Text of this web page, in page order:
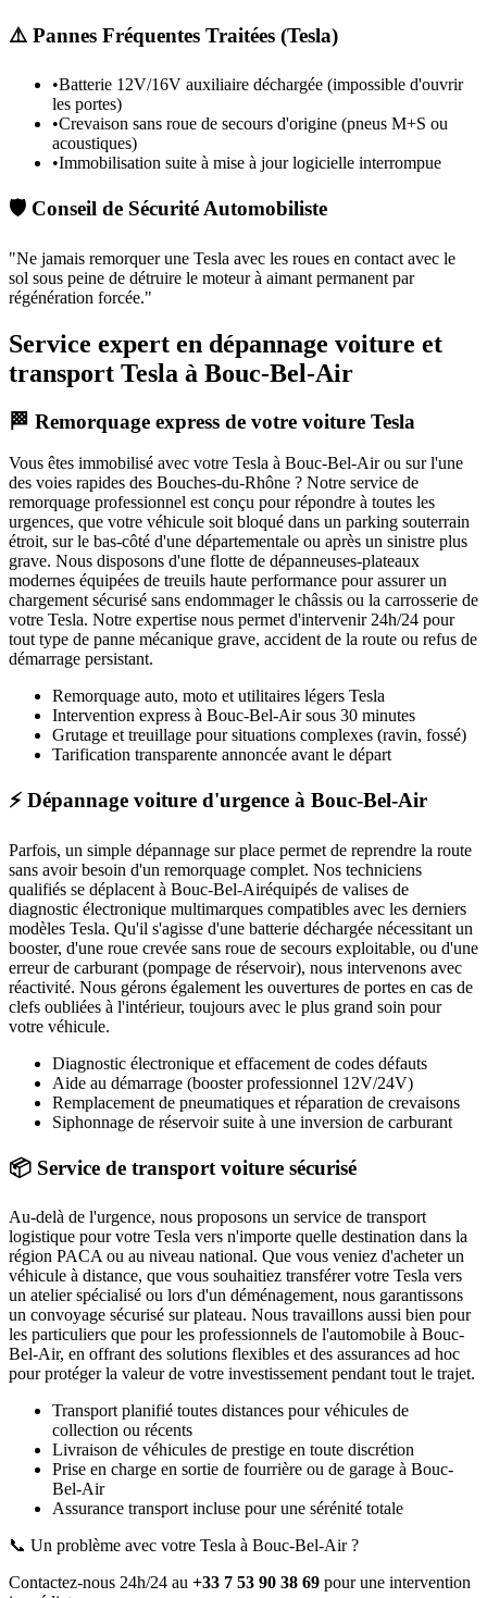
⚠️ Pannes Fréquentes Traitées (Tesla)
•Batterie 12V/16V auxiliaire déchargée (impossible d'ouvrir
les portes)
•Crevaison sans roue de secours d'origine (pneus M+S ou
acoustiques)
•Immobilisation suite à mise à jour logicielle interrompue
🛡️ Conseil de Sécurité Automobiliste
"Ne jamais remorquer une Tesla avec les roues en contact avec le
sol sous peine de détruire le moteur à aimant permanent par
régénération forcée."
Service expert en dépannage voiture et
transport Tesla à Bouc-Bel-Air
🏁 Remorquage express de votre voiture Tesla
Vous êtes immobilisé avec votre Tesla à Bouc-Bel-Airou sur l'une
des voies rapides des Bouches-du-Rhône ? Notre service de
remorquage professionnel est conçu pour répondre à toutes les
urgences, que votre véhicule soit bloqué dans un parking souterrain
étroit, sur le bas-côté d'une départementale ou après un sinistre plus
grave. Nous disposons d'une flotte de dépanneuses-plateaux
modernes équipées de treuils haute performance pour assurer un
chargement sécurisé sans endommager le châssis ou la carrosserie de
votre Tesla. Notre expertise nous permet d'intervenir 24h/24 pour
tout type de panne mécanique grave, accident de la route ou refus de
démarrage persistant.
Remorquage auto, moto et utilitaires légers Tesla
Intervention express à Bouc-Bel-Airsous 30 minutes
Grutage et treuillage pour situations complexes (ravin, fossé)
Tarification transparente annoncée avant le départ
⚡ Dépannage voiture d'urgence à Bouc-Bel-Air
Parfois, un simple dépannage sur place permet de reprendre la route
sans avoir besoin d'un remorquage complet. Nos techniciens
qualifiés se déplacent à Bouc-Bel-Airéquipés de valises de
diagnostic électronique multimarques compatibles avec les derniers
modèles Tesla. Qu'il s'agisse d'une batterie déchargée nécessitant un
booster, d'une roue crevée sans roue de secours exploitable, ou d'une
erreur de carburant (pompage de réservoir), nous intervenons avec
réactivité. Nous gérons également les ouvertures de portes en cas de
clefs oubliées à l'intérieur, toujours avec le plus grand soin pour
votre véhicule.
Diagnostic électronique et effacement de codes défauts
Aide au démarrage (booster professionnel 12V/24V)
Remplacement de pneumatiques et réparation de crevaisons
Siphonnage de réservoir suite à une inversion de carburant
📦 Service de transport voiture sécurisé
Au-delà de l'urgence, nous proposons un service de transport
logistique pour votre Tesla vers n'importe quelle destination dans la
région PACA ou au niveau national. Que vous veniez d'acheter un
véhicule à distance, que vous souhaitiez transférer votre Tesla vers
un atelier spécialisé ou lors d'un déménagement, nous garantissons
un convoyage sécurisé sur plateau. Nous travaillons aussi bien pour
les particuliers que pour les professionnels de l'automobile à Bouc-
Bel-Air, en offrant des solutions flexibles et des assurances ad hoc
pour protéger la valeur de votre investissement pendant tout le trajet.
Transport planifié toutes distances pour véhicules de
collection ou récents
Livraison de véhicules de prestige en toute discrétion
Prise en charge en sortie de fourrière ou de garage à Bouc-
Bel-Air
Assurance transport incluse pour une sérénité totale
📞 Un problème avec votre Tesla à Bouc-Bel-Air?
Contactez-nous 24h/24 au +33 7 53 90 38 69 pour une intervention